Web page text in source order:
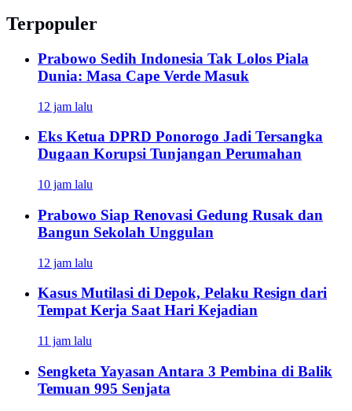
Terpopuler
Prabowo Sedih Indonesia Tak Lolos Piala
Dunia: Masa Cape Verde Masuk
12 jam lalu
Eks Ketua DPRD Ponorogo Jadi Tersangka
Dugaan Korupsi Tunjangan Perumahan
10 jam lalu
Prabowo Siap Renovasi Gedung Rusak dan
Bangun Sekolah Unggulan
12 jam lalu
Kasus Mutilasi di Depok, Pelaku Resign dari
Tempat Kerja Saat Hari Kejadian
11 jam lalu
Sengketa Yayasan Antara 3 Pembina di Balik
Temuan 995 Senjata